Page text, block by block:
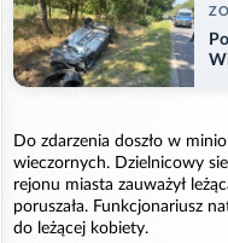
Do zdarzenia doszło w
wieczornych. Dzielnicowy
rejonu miasta zauważył
poruszała. Funkcjonariusz
do leżącej kobiety.